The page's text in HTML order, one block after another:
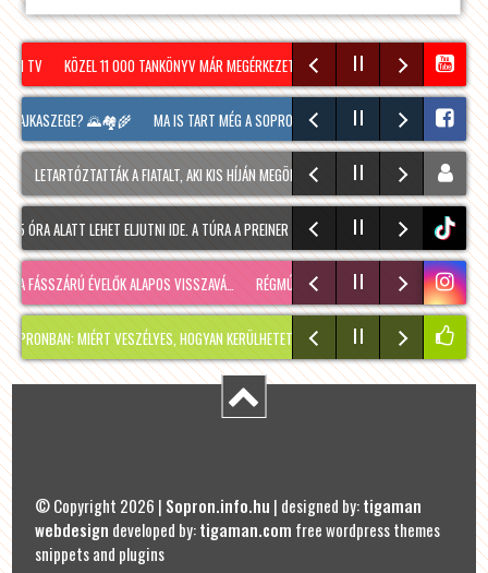
TV KÖZEL 11 000 TANKÖNYV MÁR MEGÉRKEZETT SOPRONBA A KÖVETKEZŐ TANÉVRE!
🌄🏘️🌾 MA IS TART MÉG A SOPRONI BORÜNNEP, 20 ÓRAKOR A
LETARTÓZTATTÁK A FIATALT, AKI KIS HÍJÁN MEGÖLT EGY 28 ÉVES FÉRFIT SOPRONBAN
ALATT LEHET ELJUTNI IDE. A TÚRA A PREINER GSCHEID PARKOLÓBÓL INDUL ÉS 1050
tiktok
ÉVELŐK ALAPOS VISSZAVÁ… RÉGMÚLT KIRAKATA, AMÉLIE MÓDRA TÉLEN IS
MIÉRT VESZÉLYES, HOGYAN KERÜLHETETT IDE, ÉS MIKOR SZABADUL FEL? PÁR
© Copyright 2026 | Sopron.info.hu | designed by:tigaman
webdesign developed by:tigaman.com free wordpress themes
snippets and plugins